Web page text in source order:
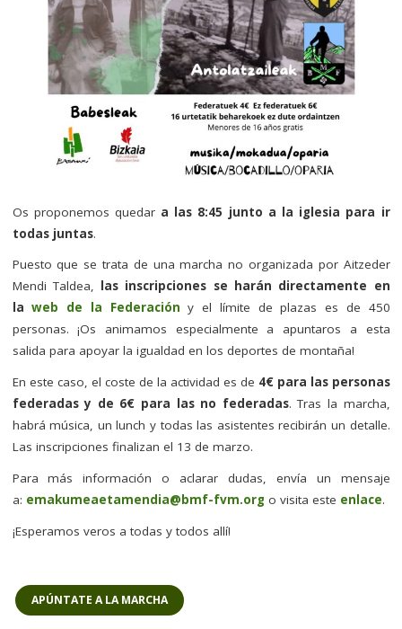
Os proponemos quedar a las 8:45 junto a la iglesia para ir
todas juntas.
Puesto que se trata de una marcha no organizada por Aitzeder
Mendi Taldea,
las inscripciones se harán directamente en
laweb de la Federacióny el límite de plazas es de 450
personas. ¡Os animamos especialmente a apuntaros a esta
salida para apoyar la igualdad en los deportes de montaña!
En este caso, el coste de la actividad es de 4€ para las personas
federadas y de 6€ para las no federadas. Tras la marcha,
habrá música, un lunch y todas las asistentes recibirán un detalle.
Las inscripciones finalizan el 13 de marzo.
Para más información o aclarar dudas, envía un mensaje
a: emakumeaetamendia@bmf-fvm.org o visita este enlace.
¡Esperamos veros a todas y todos allí!
APÚNTATE A LA MARCHA